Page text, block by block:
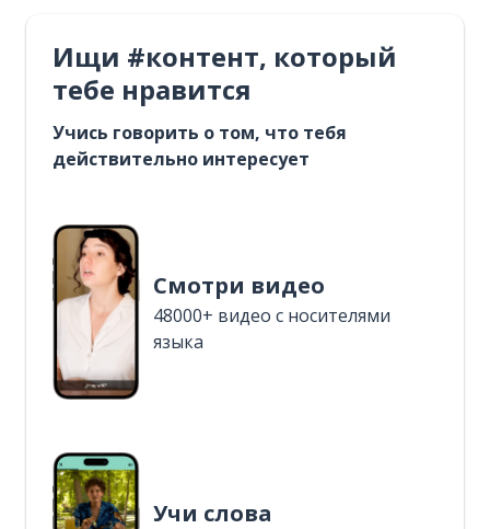
Ищи #контент, который
тебе нравится
Учись говорить о том, что тебя
действительно интересует
Смотри видео
48000+ видео с носителями
языка
Учи слова